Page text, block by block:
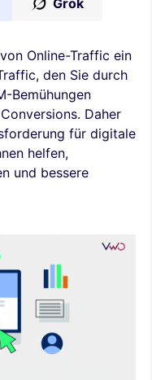
Grok
Online-Traffic ein
den Sie durch
Bemühungen
Daher
für digitale
helfen,
und bessere